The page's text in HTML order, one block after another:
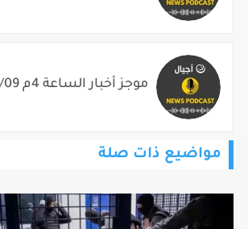
موجز أخبار الساعة 4م 2026/08/09
مواضيع ذات صلة